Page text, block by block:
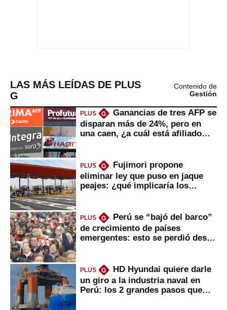
LAS MÁS LEÍDAS DE PLUS
G
Contenido de
Gestión
PLUS G
Ganancias de tres AFP se
disparan más de 24%, pero en
una caen, ¿a cuál está afiliado
PLUS G
Fujimori propone
eliminar ley que puso en jaque
peajes: ¿qué implicaría los
PLUS G
Perú se “bajó del barco”
de crecimiento de países
emergentes: esto se perdió desde
PLUS G
HD Hyundai quiere darle
un giro a la industria naval en
Perú: los 2 grandes pasos que